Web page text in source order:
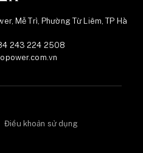
Mễ Trì, Phường Từ Liêm, TP Hà
243 224 2508
Điều khoản sử dụng